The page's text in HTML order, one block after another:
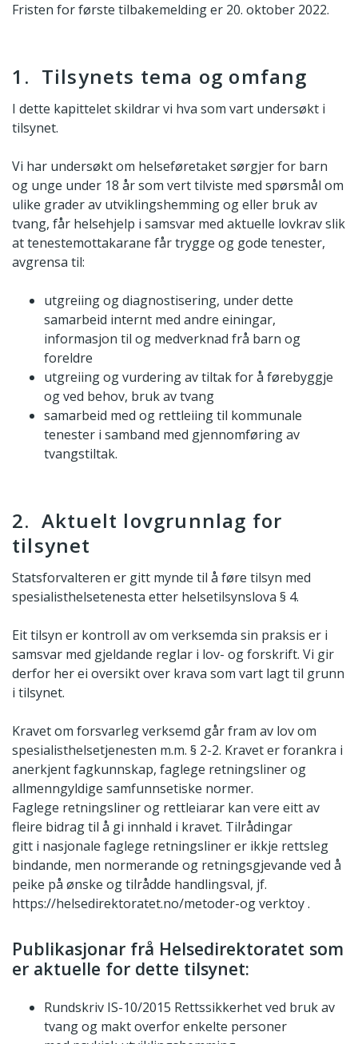
Fristen for første tilbakemelding er 20. oktober 2022.
1. Tilsynets tema og omfang
I dette kapittelet skildrar vi hva som vart undersøkt i
tilsynet.
Vi har undersøkt om helseføretaket sørgjer for barn
og unge under 18 år som vert tilviste med spørsmål om
ulike grader av utviklingshemming og eller bruk av
tvang, får helsehjelp i samsvar med aktuelle lovkrav slik
at tenestemottakarane får trygge og gode tenester,
avgrensa til:
utgreiing og diagnostisering, under dette
samarbeid internt med andre einingar,
informasjon til og medverknad frå barn og
foreldre
utgreiing og vurdering av tiltak for å førebyggje
og ved behov, bruk av tvang
samarbeid med og rettleiing til kommunale
tenester i samband med gjennomføring av
tvangstiltak.
2. Aktuelt lovgrunnlag for
tilsynet
Statsforvalteren er gitt mynde til å føre tilsyn med
spesialisthelsetenesta etter helsetilsynslova § 4.
Eit tilsyn er kontroll av om verksemda sin praksis er i
samsvar med gjeldande reglar i lov- og forskrift. Vi gir
derfor her ei oversikt over krava som vart lagt til grunn
i tilsynet.
Kravet om forsvarleg verksemd går fram av lov om
spesialisthelsetjenesten m.m. § 2-2. Kravet er forankra i
anerkjent fagkunnskap, faglege retningsliner og
allmenngyldige samfunnsetiske normer.
Faglege retningsliner og rettleiarar kan vere eitt av
fleire bidrag til å gi innhald i kravet. Tilrådingar
gitt i nasjonale faglege retningsliner er ikkje rettsleg
bindande, men normerande og retningsgjevande ved å
peike på ønske og tilrådde handlingsval, jf.
https://helsedirektoratet.no/metoder-og verktoy .
Publikasjonar frå Helsedirektoratet som
er aktuelle for dette tilsynet:
Rundskriv IS-10/2015 Rettssikkerhet ved bruk av
tvang og makt overfor enkelte personer